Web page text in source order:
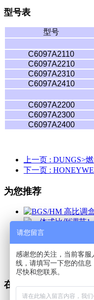
型号表
型号
C6097A2110
C6097A2210
C6097A2310
C6097A2410
C6097A2200
C6097A2300
C6097A2400
上一页 : DUNGS>
下一页 :
为您推荐
在线预定
请您留言
感谢您的关注，当前客服
线，请填写一下您的信息
尽快和您联系。